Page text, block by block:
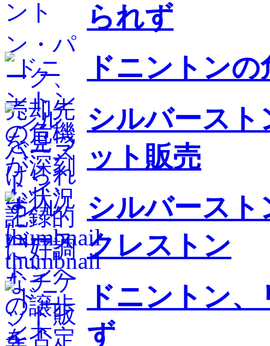
られず
ドニントン
シルバース
ット販売
シルバース
クレストン
ドニントン
ず